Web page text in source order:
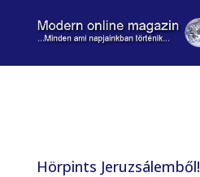
Hörpints Jeruzsálemből!